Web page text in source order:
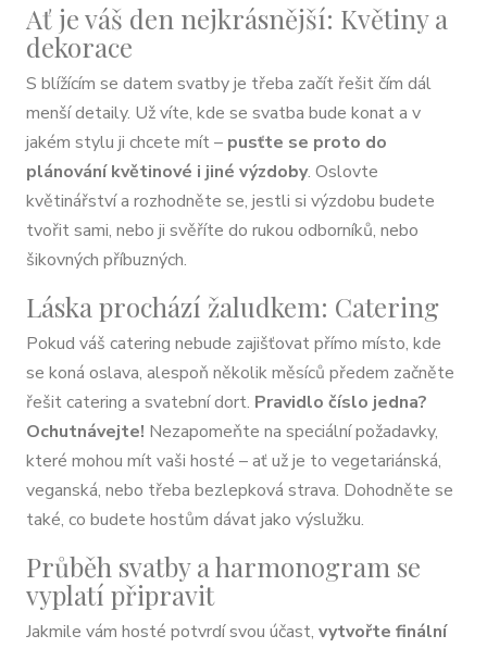
Ať je váš den nejkrásnější: Květiny a
dekorace
S blížícím se datem svatby je třeba začít řešit čím dál
menší detaily. Už víte, kde se svatba bude konat a v
jakém stylu ji chcete mít – pusťte se proto do
plánování květinové i jiné výzdoby. Oslovte
květinářství a rozhodněte se, jestli si výzdobu budete
tvořit sami, nebo ji svěříte do rukou odborníků, nebo
šikovných příbuzných.
Láska prochází žaludkem: Catering
Pokud váš catering nebude zajišťovat přímo místo, kde
se koná oslava, alespoň několik měsíců předem začněte
řešit catering a svatební dort. Pravidlo číslo jedna?
Ochutnávejte! Nezapomeňte na speciální požadavky,
které mohou mít vaši hosté – ať už je to vegetariánská,
veganská, nebo třeba bezlepková strava. Dohodněte se
také, co budete hostům dávat jako výslužku.
Průběh svatby a harmonogram se
vyplatí připravit
Jakmile vám hosté potvrdí svou účast, vytvořte finální